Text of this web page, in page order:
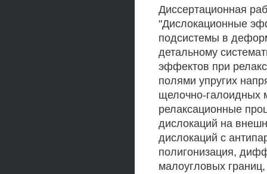
Диссертационная
"Дислокационные
подсистемы в
детальному
эффектов при
полями упругих
щелочно-галоидных
релаксационные
дислокаций на
дислокаций с
полигонизация,
малоугловых